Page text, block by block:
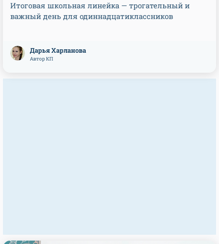
Итоговая школьная линейка — трогательный и
важный день для одиннадцатиклассников
Дарья Харланова
Автор КП